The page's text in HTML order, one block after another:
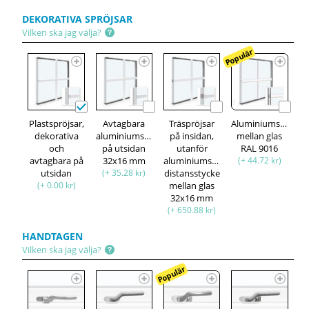
DEKORATIVA SPRÖJSAR
Vilken ska jag välja?
Plastspröjsar,
dekorativa
och
avtagbara på
utsidan
(+ 0.00 kr)
Avtagbara
aluminiumspröjsar,
på utsidan
32x16 mm
(+ 35.28 kr)
Träspröjsar
på insidan,
utanför
aluminiumspröjsar,
distansstycke
mellan glas
32x16 mm
(+ 650.88 kr)
Populär
Aluminiumspröjsar
mellan glas
RAL 9016
(+ 44.72 kr)
HANDTAGEN
Vilken ska jag välja?
Populär